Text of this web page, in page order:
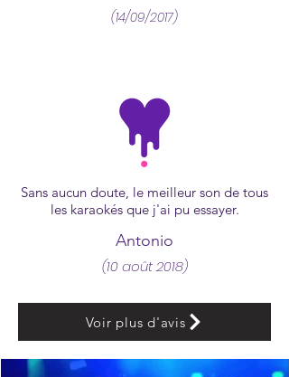
(14/09/2017)
Sans aucun doute, le meilleur son de tous
les karaokés que j'ai pu essayer.
Antonio
(10 août 2018)
Voir plus d'avis